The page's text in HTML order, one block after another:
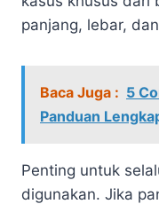
panjang, lebar,
Baca Juga : 5
Panduan
Penting untuk
digunakan. Jika